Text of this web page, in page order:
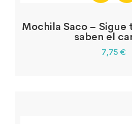
Mochila Saco – Sigue
saben el
7,75 €